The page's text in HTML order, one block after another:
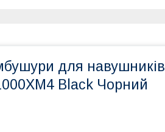
для навушників
Black Чорний